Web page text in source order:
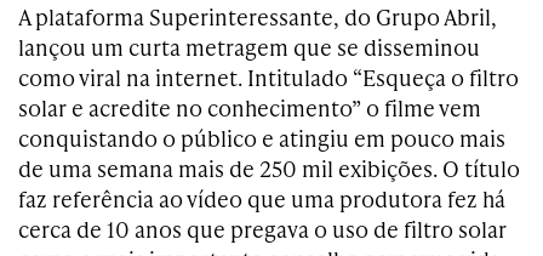
A plataforma Superinteressante, do Grupo Abril,
lançou um curta metragem que se disseminou
como viral na internet. Intitulado “Esqueça o filtro
solar e acredite no conhecimento” o filme vem
conquistando o público e atingiu em pouco mais
de uma semana mais de 250 mil exibições. O título
faz referência ao vídeo que uma produtora fez há
cerca de 10 anos que pregava o uso de filtro solar